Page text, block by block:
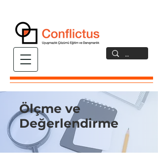
Ölçme ve
Değerlendirme